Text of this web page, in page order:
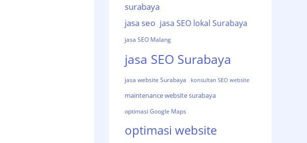
surabaya
jasa seo jasa SEO lokal Surabaya
jasa SEO Malang
jasa SEO Surabaya
jasa website Surabaya konsultan SEO website
maintenance website surabaya
optimasi Google Maps
optimasi website